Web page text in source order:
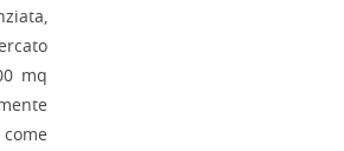
mq